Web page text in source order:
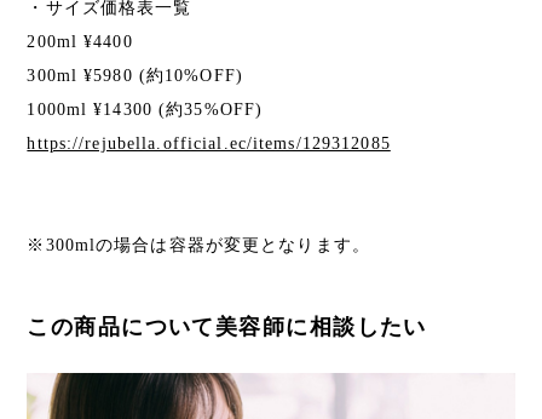
・サイズ価格表一覧
200ml ¥4400
300ml ¥5980 (約10%OFF)
1000ml ¥14300 (約35%OFF)
https://rejubella.official.ec/items/129312085
※300mlの場合は容器が変更となります。
この商品について美容師に相談したい